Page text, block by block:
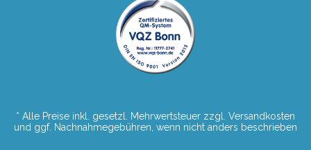
* Alle Preise inkl. gesetzl. Mehrwertsteuer zzgl. Versandkosten
und ggf. Nachnahmegebühren, wenn nicht anders beschrieben